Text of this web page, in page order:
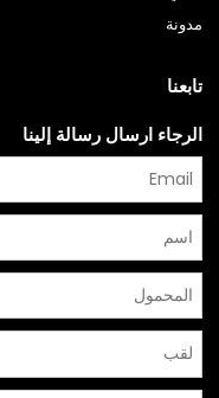
مدونة
تابعنا
الرجاء ارسال رسالة إلينا